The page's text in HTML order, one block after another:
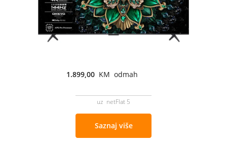
1.899,00 KM odmah
uz netFlat 5
Saznaj više